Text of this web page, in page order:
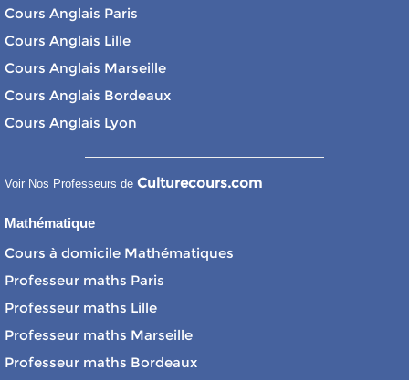
Cours Anglais Paris
Cours Anglais Lille
Cours Anglais Marseille
Cours Anglais Bordeaux
Cours Anglais Lyon
Voir Nos Professeurs de Culturecours.com
Mathématique
Cours à domicile Mathématiques
Professeur maths Paris
Professeur maths Lille
Professeur maths Marseille
Professeur maths Bordeaux